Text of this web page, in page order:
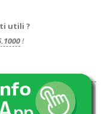
utili ?
!